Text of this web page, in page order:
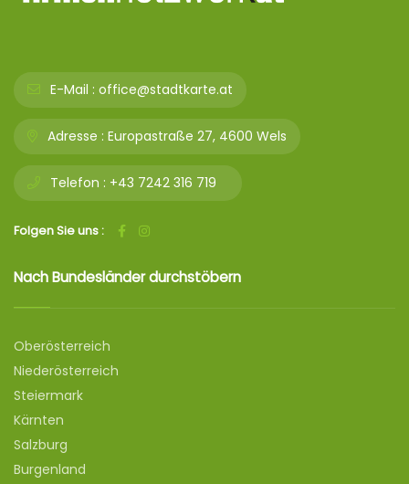
E-Mail : office@stadtkarte.at
Adresse : Europastraße 27, 4600 Wels
Telefon : +43 7242 316 719
Folgen Sie uns :
Nach Bundesländer durchstöbern
Oberösterreich
Niederösterreich
Steiermark
Kärnten
Salzburg
Burgenland